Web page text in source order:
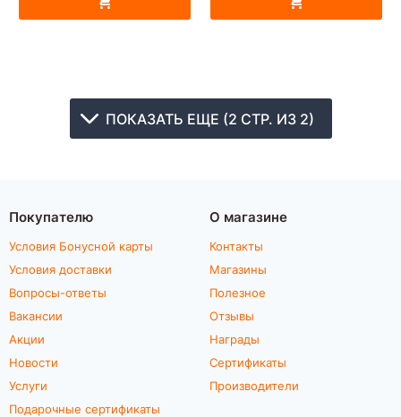
ПОКАЗАТЬ ЕЩЕ (2 СТР. ИЗ 2)
Покупателю
Условия Бонусной карты
Условия доставки
Вопросы-ответы
Вакансии
Акции
Новости
Услуги
Подарочные сертификаты
О магазине
Контакты
Магазины
Полезное
Отзывы
Награды
Сертификаты
Производители